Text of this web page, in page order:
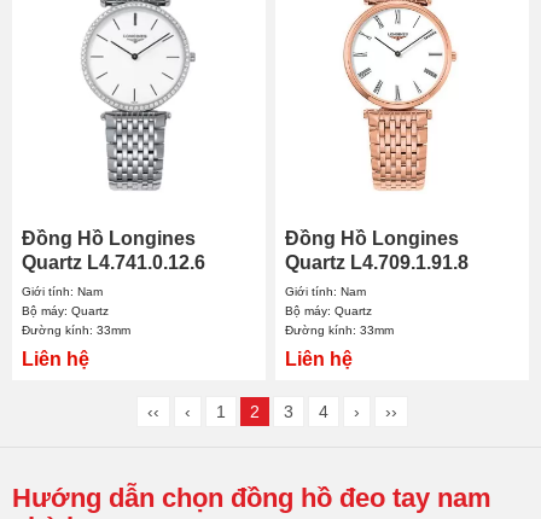
Đồng Hồ Longines
Quartz L4.741.0.12.6
33mm Nam
Giới tính: Nam
Bộ máy: Quartz
Đường kính: 33mm
Liên hệ
Đồng Hồ Longines
Quartz L4.709.1.91.8
33mm Nam
Giới tính: Nam
Bộ máy: Quartz
Đường kính: 33mm
Liên hệ
‹‹ ‹ 1 2 3 4 › ››
Hướng dẫn chọn đồng hồ đeo tay nam